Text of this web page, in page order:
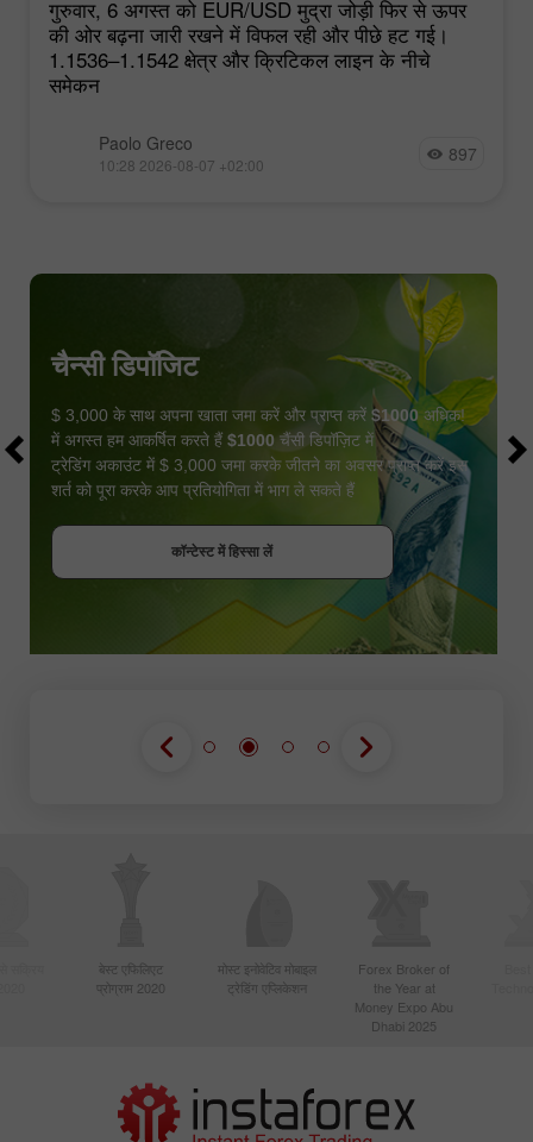
गुरुवार, 6 अगस्त को EUR/USD मुद्रा जोड़ी फिर से ऊपर
की ओर बढ़ना जारी रखने में विफल रही और पीछे हट गई।
1.1536–1.1542 क्षेत्र और क्रिटिकल लाइन के नीचे
समेकन
Paolo Greco
10:28 2026-08-07 +02:00 897
कॉन्टेस्ट में हिस्सा लें
चैन्सी डिपॉजिट
$ 3,000 के साथ अपना खाता जमा करें और प्राप्त करें $1000 अधिक!
में अगस्त हम आकर्षित करते हैं $1000 चैंसी डिपॉज़िट में
ट्रेडिंग अकाउंट में $ 3,000 जमा करके जीतने का अवसर प्राप्त करें इस
शर्त को पूरा करके आप प्रतियोगिता में भाग ले सकते हैं
कॉन्टेस्ट में हिस्सा लें
कॉन्टेस्ट में हिस्सा लें
बेस्ट एफिलिएट
प्रोग्राम 2020
मोस्ट इनोवेटिव मोबाइल
ट्रेडिंग एप्लिकेशन
Forex Broker of
the Year at
Money Expo Abu
Dhabi 2025